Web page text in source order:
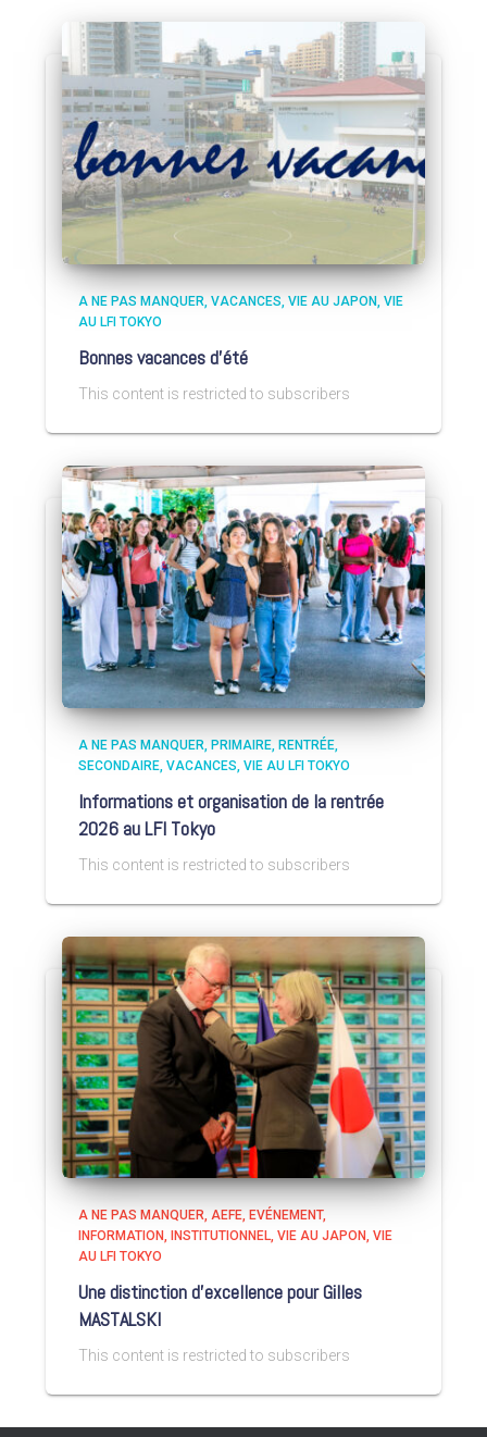
A NE PAS MANQUER VACANCES VIE AU JAPON VIE
AU LFI TOKYO
Bonnes vacances d’été
This content is restricted to subscribers
A NE PAS MANQUER PRIMAIRE RENTRÉE
SECONDAIRE VACANCES VIE AU LFI TOKYO
Informations et organisation de la rentrée
2026 au LFI Tokyo
This content is restricted to subscribers
A NE PAS MANQUER AEFE EVÉNEMENT
INFORMATION
INSTITUTIONNEL VIE AU JAPON VIE
AU LFI TOKYO
Une distinction d’excellence pour Gilles
MASTALSKI
This content is restricted to subscribers